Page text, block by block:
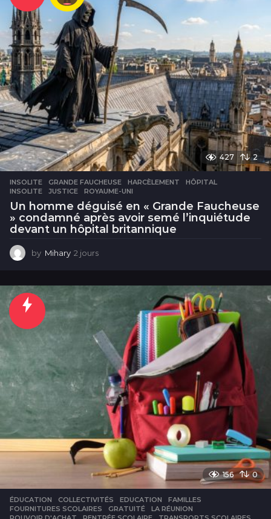
427 2
INSOLITE GRANDE FAUCHEUSE ,HARCÈLEMENT ,HÔPITAL
INSOLITE
,JUSTICE ,ROYAUME-UNI
Un homme déguisé en « Grande Faucheuse
» condamné après avoir semé l’inquiétude
devant un hôpital britannique
by Mihary 2 jours
u
156 0
ÉDUCATION COLLECTIVITÉS ,EDUCATION ,FAMILLES
FOURNITURES SCOLAIRES
,GRATUITÉ ,LA RÉUNION